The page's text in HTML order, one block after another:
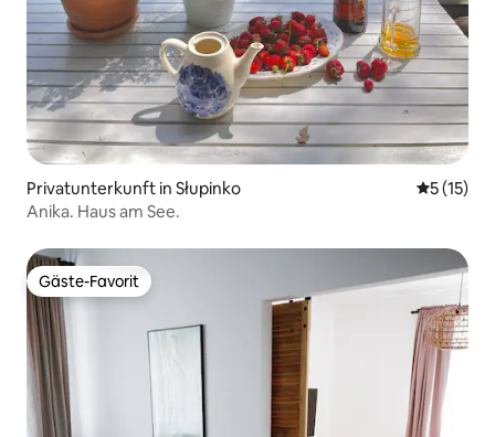
Privatunterkunft in Słupinko
5 (15)
Anika. Haus am See.
Gäste-Favorit
Gäste-Favorit